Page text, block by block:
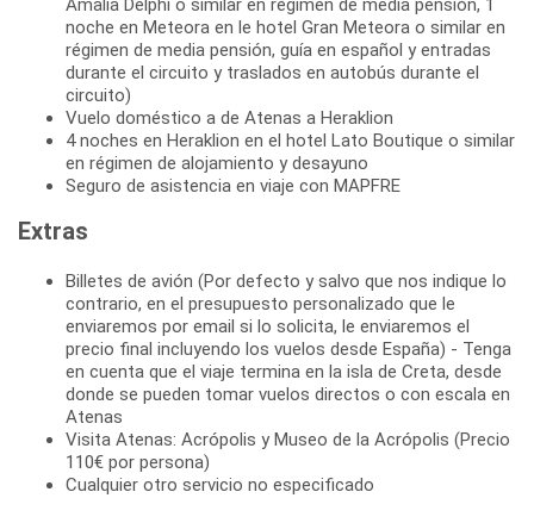
Amalia Delphi o similar en régimen de media pensión, 1
noche en Meteora en le hotel Gran Meteora o similar en
régimen de media pensión, guía en español y entradas
durante el circuito y traslados en autobús durante el
circuito)
Vuelo doméstico a de Atenas a Heraklion
4 noches en Heraklion en el hotel Lato Boutique o similar
en régimen de alojamiento y desayuno
Seguro de asistencia en viaje con MAPFRE
Extras
Billetes de avión (Por defecto y salvo que nos indique lo
contrario, en el presupuesto personalizado que le
enviaremos por email si lo solicita, le enviaremos el
precio final incluyendo los vuelos desde España) - Tenga
en cuenta que el viaje termina en la isla de Creta, desde
donde se pueden tomar vuelos directos o con escala en
Atenas
Visita Atenas: Acrópolis y Museo de la Acrópolis (Precio
110€ por persona)
Cualquier otro servicio no especificado